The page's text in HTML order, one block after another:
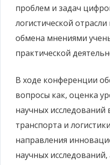
проблем и задач
логистической
обмена мнениями
практической
В ходе конференции
вопросы как, оценка
научных
транспорта и
направления
научных исследований,